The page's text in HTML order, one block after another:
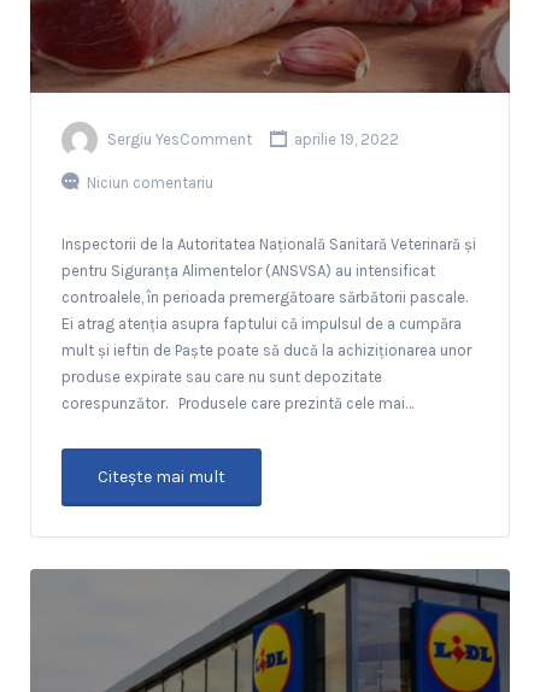
Sergiu YesComment aprilie 19, 2022
Niciun comentariu
Inspectorii de la Autoritatea Națională Sanitară Veterinară și
pentru Siguranța Alimentelor (ANSVSA) au intensificat
controalele, în perioada premergătoare sărbătorii pascale.
Ei atrag atenția asupra faptului că impulsul de a cumpăra
mult și ieftin de Paște poate să ducă la achiziționarea unor
produse expirate sau care nu sunt depozitate
corespunzător. Produsele care prezintă cele mai…
Citeşte mai mult